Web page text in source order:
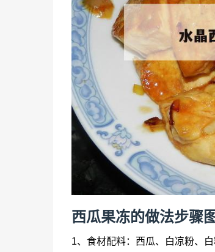
西瓜果冻的做法步骤
1、食材配料：西瓜、白凉粉、